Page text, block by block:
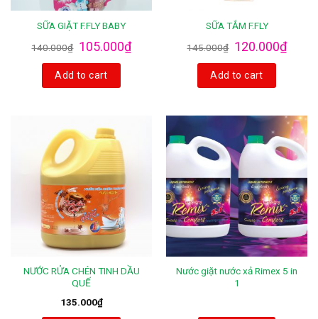
SỮA GIẶT F.FLY BABY
140.000₫ 105.000₫
Add to cart
SỮA TẮM F.FLY
145.000₫ 120.000₫
Add to cart
NƯỚC RỬA CHÉN TINH DẦU
QUẾ
135.000₫
Nước giặt nước xả Rimex 5 in
1